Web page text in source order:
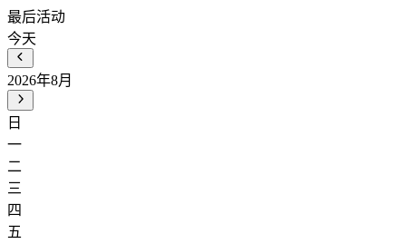
最后活动
今天
2026年8月
日
一
二
三
四
五